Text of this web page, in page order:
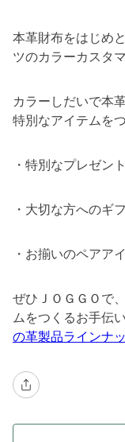
本革財布をはじめ
ツのカラーカスタ
カラーしだいで本
特別なアイテムを
・特別なプレゼン
・大切な方へのギ
・お揃いのペアア
ぜひＪＯＧＧＯで
ムをつくるお手伝
の革製品ラインナ